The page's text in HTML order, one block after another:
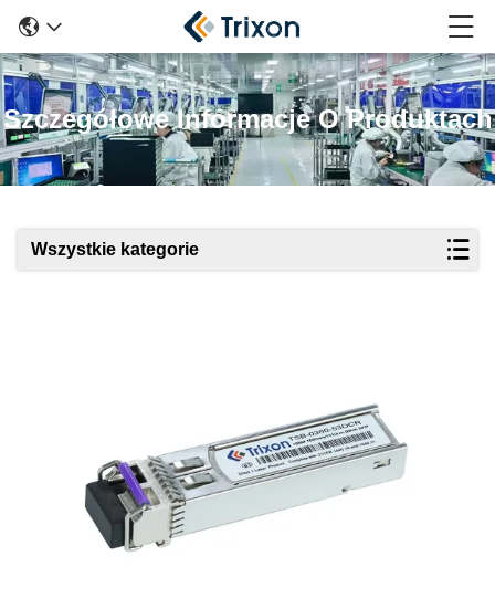
Szczegółowe Informacje O Produktach
Wszystkie kategorie